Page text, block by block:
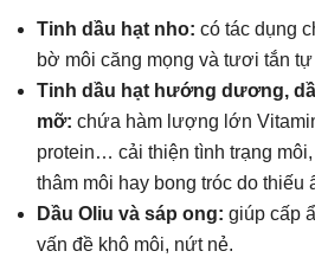
Tinh dầu hạt nho: có tác dụng
bờ môi căng mọng và tươi tắn
Tinh dầu hạt hướng dương,
mỡ: chứa hàm lượng lớn
protein… cải thiện tình trạng
thâm môi hay bong tróc do thiếu
Dầu Oliu và sáp ong: giúp cấp
vấn đề khô môi, nứt nẻ.